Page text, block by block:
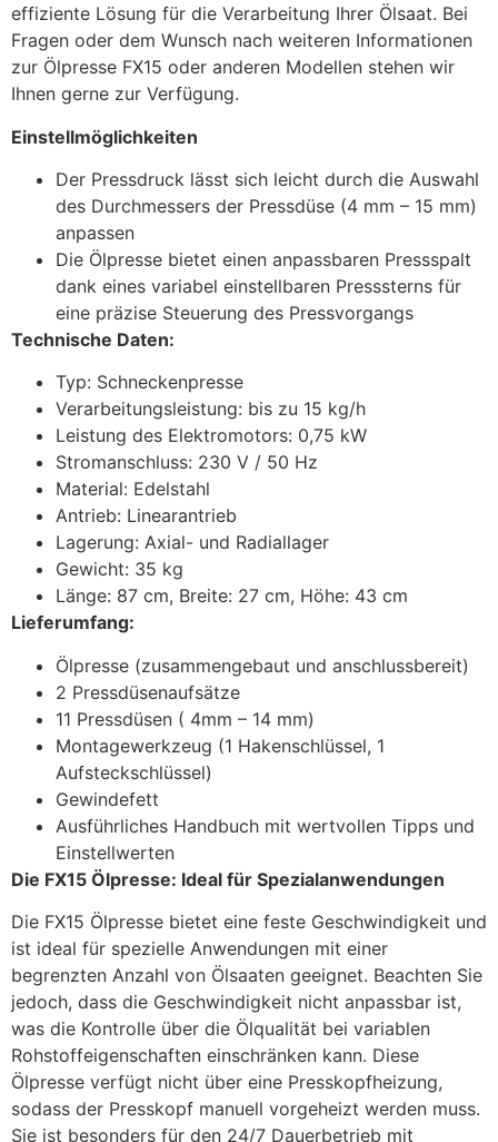
effiziente Lösung für die Verarbeitung Ihrer Ölsaat. Bei
Fragen oder dem Wunsch nach weiteren Informationen
zur Ölpresse FX15 oder anderen Modellen stehen wir
Ihnen gerne zur Verfügung.
Einstellmöglichkeiten
Der Pressdruck lässt sich leicht durch die Auswahl
des Durchmessers der Pressdüse (4 mm – 15 mm)
anpassen
Die Ölpresse bietet einen anpassbaren Pressspalt
dank eines variabel einstellbaren Presssterns für
eine präzise Steuerung des Pressvorgangs
Technische Daten:
Typ: Schneckenpresse
Verarbeitungsleistung: bis zu 15 kg/h
Leistung des Elektromotors: 0,75 kW
Stromanschluss: 230 V / 50 Hz
Material: Edelstahl
Antrieb: Linearantrieb
Lagerung: Axial- und Radiallager
Gewicht: 35 kg
Länge: 87 cm, Breite: 27 cm, Höhe: 43 cm
Lieferumfang:
Ölpresse (zusammengebaut und anschlussbereit)
2 Pressdüsenaufsätze
11 Pressdüsen ( 4mm – 14 mm)
Montagewerkzeug (1 Hakenschlüssel, 1
Aufsteckschlüssel)
Gewindefett
Ausführliches Handbuch mit wertvollen Tipps und
Einstellwerten
Die FX15 Ölpresse: Ideal für Spezialanwendungen
Die FX15 Ölpresse bietet eine feste Geschwindigkeit und
ist ideal für spezielle Anwendungen mit einer
begrenzten Anzahl von Ölsaaten geeignet. Beachten Sie
jedoch, dass die Geschwindigkeit nicht anpassbar ist,
was die Kontrolle über die Ölqualität bei variablen
Rohstoffeigenschaften einschränken kann. Diese
Ölpresse verfügt nicht über eine Presskopfheizung,
sodass der Presskopf manuell vorgeheizt werden muss.
Sie ist besonders für den 24/7 Dauerbetrieb mit